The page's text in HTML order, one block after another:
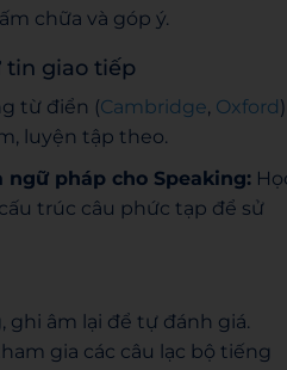
chữa và góp ý.
tin giao tiếp
từ điển (Cambridge, Oxford)
luyện tập theo.
pháp cho Speaking:
trúc câu phức tạp để sử
ghi âm lại để tự đánh giá.
gia các câu lạc bộ tiếng